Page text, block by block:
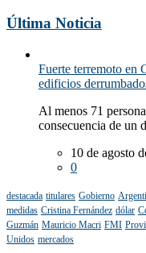
Última Noticia
Fuerte terremoto en
edificios
Al menos 71
consecuencia de un
10 de agosto
0
destacada titulares Gobierno
medidas Cristina Fernández dólar
Guzmán Mauricio Macri FMI
Unidos mercados